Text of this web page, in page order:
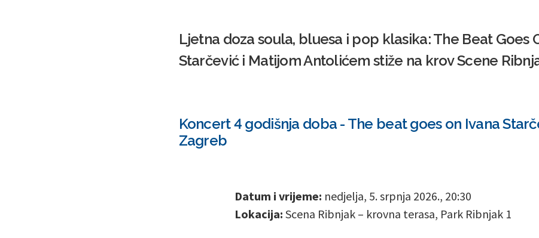
Ljetna doza soula, bluesa i pop klasika: The Beat Goes
Starčević i Matijom Antolićem stiže na krov Scene
Koncert 4 godišnja doba - The beat goes on Ivana
Zagreb
Datum i vrijeme: nedjelja, 5. srpnja 2026., 20:30
Lokacija: Scena Ribnjak – krovna terasa, Park Ribnjak 1